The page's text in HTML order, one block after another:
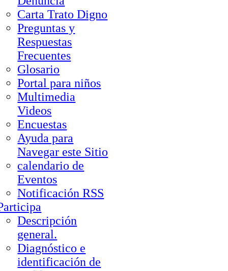
Carta Trato Digno
Preguntas y
Respuestas
Frecuentes
Glosario
Portal para niños
Multimedia
Videos
Encuestas
Ayuda para
Navegar este Sitio
calendario de
Eventos
Notificación RSS
Descripción
general.
Diagnóstico e
identificación de